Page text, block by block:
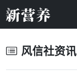
风信社资讯